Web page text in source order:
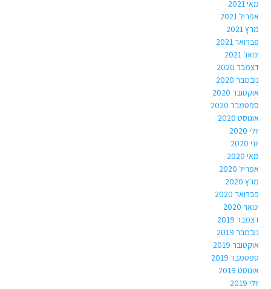
מאי 2021
אפריל 2021
מרץ 2021
פברואר 2021
ינואר 2021
דצמבר 2020
נובמבר 2020
אוקטובר 2020
ספטמבר 2020
אוגוסט 2020
יולי 2020
יוני 2020
מאי 2020
אפריל 2020
מרץ 2020
פברואר 2020
ינואר 2020
דצמבר 2019
נובמבר 2019
אוקטובר 2019
ספטמבר 2019
אוגוסט 2019
יולי 2019